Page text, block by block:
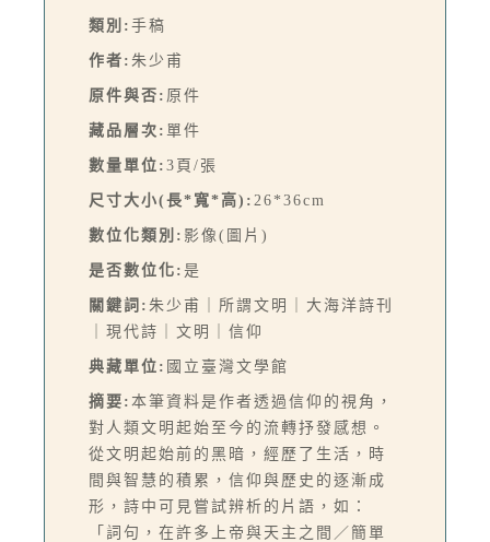
類別: 手稿
作者: 朱少甫
原件與否: 原件
藏品層次: 單件
數量單位: 3頁/張
尺寸大小(長*寬*高): 26*36cm
數位化類別: 影像(圖片)
是否數位化: 是
關鍵詞: 朱少甫｜所謂文明｜大海洋詩刊
｜現代詩｜文明｜信仰
典藏單位: 國立臺灣文學館
摘要: 本筆資料是作者透過信仰的視角，
對人類文明起始至今的流轉抒發感想。
從文明起始前的黑暗，經歷了生活，時
間與智慧的積累，信仰與歷史的逐漸成
形，詩中可見嘗試辨析的片語，如：
「詞句，在許多上帝與天主之間／簡單